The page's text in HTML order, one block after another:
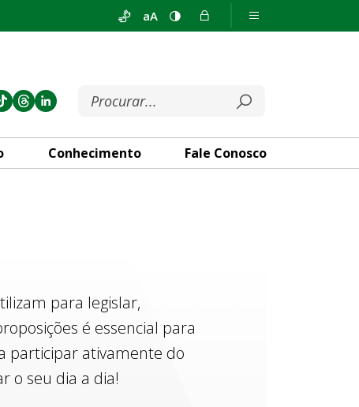
aA
Conhecimento Fale Conosco
para legislar,
é essencial para
participar ativamente do
o seu dia a dia!